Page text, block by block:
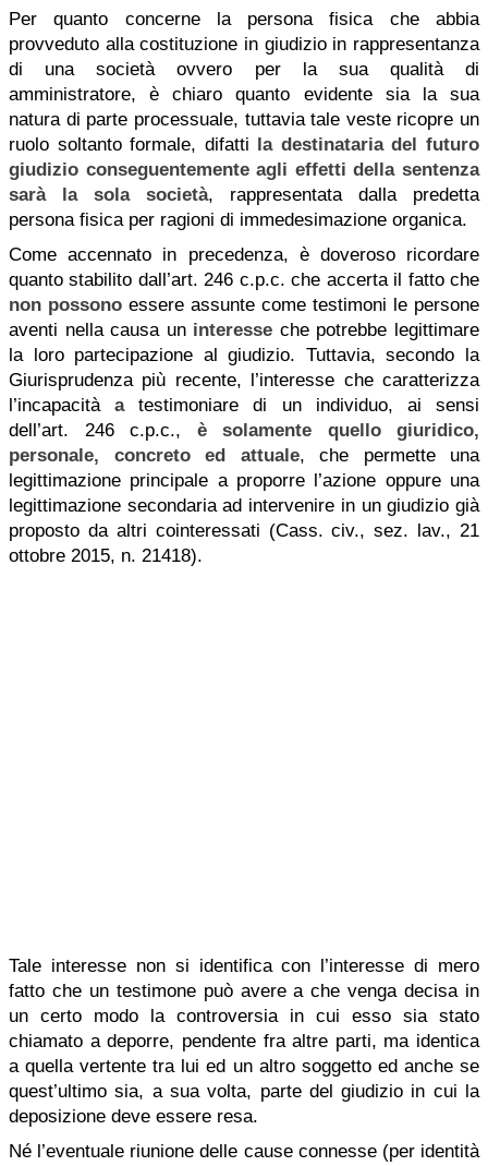
Per quanto concerne la persona fisica che abbia
provveduto alla costituzione in giudizio in rappresentanza
di una società ovvero per la sua qualità di
amministratore, è chiaro quanto evidente sia la sua
natura di parte processuale, tuttavia tale veste ricopre un
ruolo soltanto formale, difatti la destinataria del futuro
giudizio conseguentemente agli effetti della sentenza
sarà la sola società, rappresentata dalla predetta
persona fisica per ragioni di immedesimazione organica.
Come accennato in precedenza, è doveroso ricordare
quanto stabilito dall’art. 246 c.p.c. che accerta il fatto che
non possono essere assunte come testimoni le persone
aventi nella causa un interesse che potrebbe legittimare
la loro partecipazione al giudizio. Tuttavia, secondo la
Giurisprudenza più recente, l’interesse che caratterizza
l’incapacitàatestimoniare di un individuo, ai sensi
dell’art. 246 c.p.c., è solamente quellogiuridico,
personale, concreto ed attuale, che permette una
legittimazione principale a proporre l’azione oppure una
legittimazione secondaria ad intervenire in un giudizio già
proposto da altri cointeressati (Cass. civ., sez. lav., 21
ottobre 2015, n. 21418).
Tale interesse non si identifica con l’interesse di mero
fatto che un testimone può avere a che venga decisa in
un certo modo la controversia in cui esso sia stato
chiamato a deporre, pendente fra altre parti, ma identica
a quella vertente tra lui ed un altro soggetto ed anche se
quest’ultimo sia, a sua volta, parte del giudizio in cui la
deposizione deve essere resa.
Né l’eventuale riunione delle cause connesse (per identità